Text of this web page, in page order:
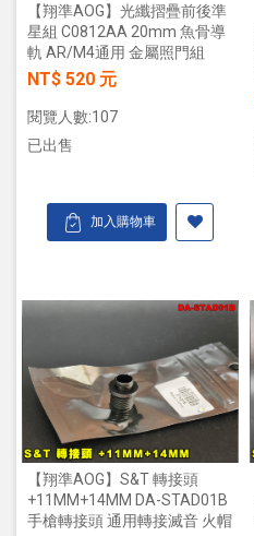
【翔準AOG】光纖摺疊前後準
星組 C0812AA 20mm 魚骨導
軌 AR/M4通用 金屬照門組
NT$ 520 元
閱覽人數:107
已出售
加入購物車
【翔準AOG】S&T 轉接頭
+11MM+14MM DA-STAD01B
手槍轉接頭 通用轉接滅音 火帽